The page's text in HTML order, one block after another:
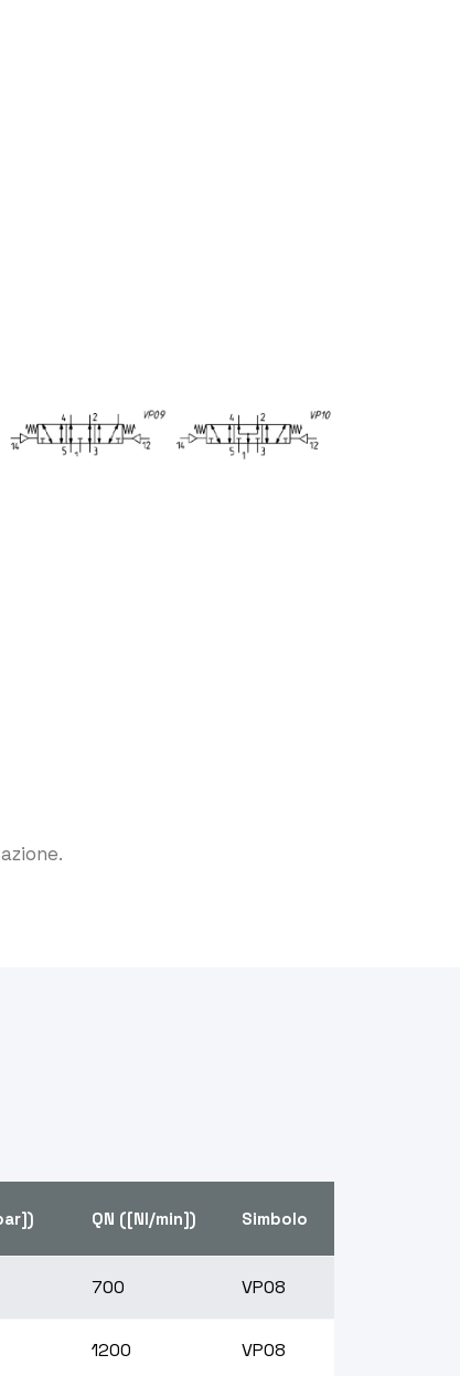
QN ([Nl/min]) Simbolo
700 VP08
1200 VP08